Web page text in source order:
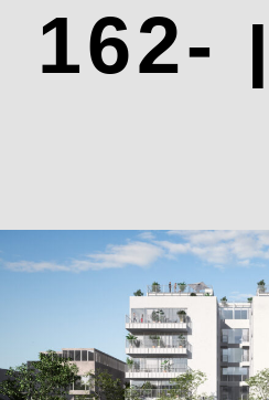
הירקון 162-